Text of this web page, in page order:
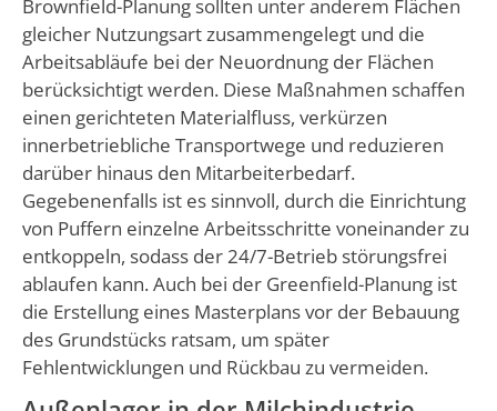
Brownfield-Planung sollten unter anderem Flächen
gleicher Nutzungsart zusammengelegt und die
Arbeitsabläufe bei der Neuordnung der Flächen
berücksichtigt werden. Diese Maßnahmen schaffen
einen gerichteten Materialfluss, verkürzen
innerbetriebliche Transportwege und reduzieren
darüber hinaus den Mitarbeiterbedarf.
Gegebenenfalls ist es sinnvoll, durch die Einrichtung
von Puffern einzelne Arbeitsschritte voneinander zu
entkoppeln, sodass der 24/7-Betrieb störungsfrei
ablaufen kann. Auch bei der Greenfield-Planung ist
die Erstellung eines Masterplans vor der Bebauung
des Grundstücks ratsam, um später
Fehlentwicklungen und Rückbau zu vermeiden.